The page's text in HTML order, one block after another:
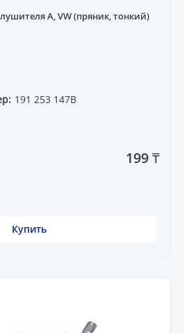
A, VW (пряник, тонкий)
191 253 147B
199 ₸
Купить